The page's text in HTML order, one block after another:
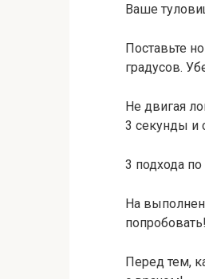
Ваше
Поставьте
градусов.
Не двигая
3 секунды и
3 подхода
На
попробовать!
Перед тем,